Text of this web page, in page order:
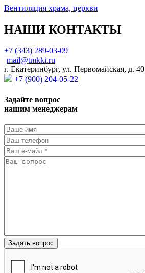
Вентиляция храма, церкви
НАШИ КОНТАКТЫ
+7 (343) 289-03-09
mail@tmkki.ru
г. Екатеринбург, ул. Первомайская, д. 40
+7 (900) 204-05-22
Задайте вопрос
нашим менеджерам